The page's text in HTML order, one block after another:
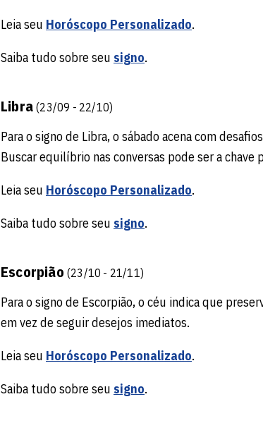
Leia seu Horóscopo Personalizado.
Saiba tudo sobre seu signo.
Libra(23/09 - 22/10)
Para o signo de Libra, o sábado acena com
Buscar equilíbrio nas conversas pode ser a chave
Leia seu Horóscopo Personalizado.
Saiba tudo sobre seu signo.
Escorpião (23/10 - 21/11)
Para o signo de Escorpião, o céu indica que
em vez de seguir desejos imediatos.
Leia seu Horóscopo Personalizado.
Saiba tudo sobre seu signo.